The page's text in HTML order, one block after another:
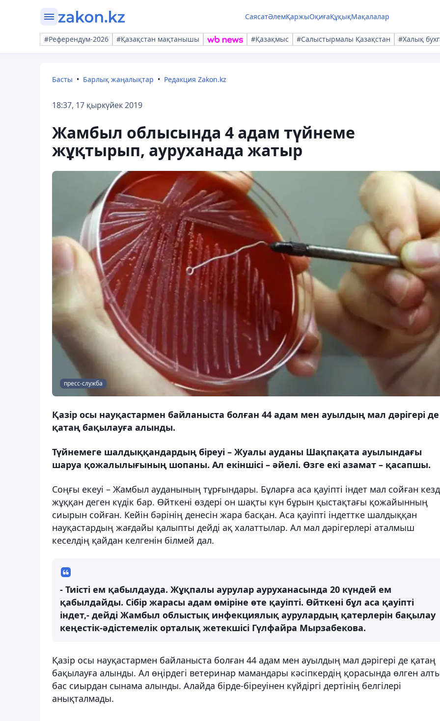
СаясатӘлемҚаржыОқиғаҚұқықМақалалар
#Референдум-2026 #Қазақстан мақтанышы #Қазақмыс #Салыстырмалы Қазақстан #Халық
Басты Барлық жаңалықтар Редакция Zakon.kz
18:37, 17 қыркүйек 2019
Жамбыл облысында 4 адам түйнеме
жұқтырып, ауруханада жатыр
пресс-служба
Қазір осы науқастармен байланыста болған 44 адам мен ауылдың мал дәрігері де
қатаң бақылауға алынды.
Түйнемеге шалдыққандардың біреуі – Жуалы ауданы Шақпақата ауылындағы
шаруа қожалылығының шопаны. Ал екіншісі – әйелі. Өзге екі азамат – қасапшы.
Соңғы екеуі – Жамбыл ауданының тұрғындары. Бұларға аса қауіпті індет мал сойған
жұққан деген күдік бар. Өйткені өздері он шақты күн бұрын қыстақтағы қожайынның
сиырын сойған. Кейін бәрінің денесін жара басқан. Аса қауіпті індеттке шалдыққан
науқастардың жағдайы қалыпты дейді ақ халаттылар. Ал мал дәрігерлері аталмыш
кеселдің қайдан келгенін білмей дал.
- Тиісті ем қабылдауда. Жұқпалы аурулар ауруханасында 20 күндей ем
қабылдайды. Сібір жарасы адам өміріне өте қауіпті. Өйткені бұл аса қауіпті
індет,- дейді Жамбыл облыстық инфекциялық аурулардың қатерлерін бақылау
кеңестік-әдістемелік орталық жетекшісі Гүлфайра Мырзабекова.
Қазір осы науқастармен байланыста болған 44 адам мен ауылдың мал дәрігері де қатаң
бақылауға алынды. Ал өңірдегі ветеринар мамандары кәсіпкердің қорасында өлген
бас сиырдан сынама алынды. Алайда бірде-біреуінен күйдіргі дертінің белгілері
анықталмады.